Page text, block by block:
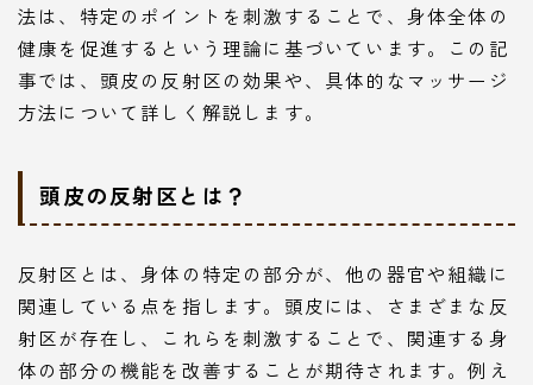
法は、特定のポイントを刺激することで、身体全体の
健康を促進するという理論に基づいています。この記
事では、頭皮の反射区の効果や、具体的なマッサージ
方法について詳しく解説します。
頭皮の反射区とは？
反射区とは、身体の特定の部分が、他の器官や組織に
関連している点を指します。頭皮には、さまざまな反
射区が存在し、これらを刺激することで、関連する身
体の部分の機能を改善することが期待されます。例え